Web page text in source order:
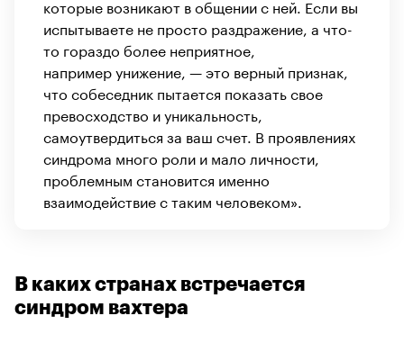
которые возникают в общении с ней. Если вы
испытываете не просто раздражение, а что-
то гораздо более неприятное,
например унижение, — это верный признак,
что собеседник пытается показать свое
превосходство и уникальность,
самоутвердиться за ваш счет. В проявлениях
синдрома много роли и мало личности,
проблемным становится именно
взаимодействие с таким человеком».
В каких странах встречается
синдром вахтера